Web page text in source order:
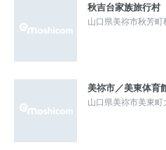
秋吉台家族旅行村
山口県美祢市秋芳
美祢市／美東体育
山口県美祢市美東町